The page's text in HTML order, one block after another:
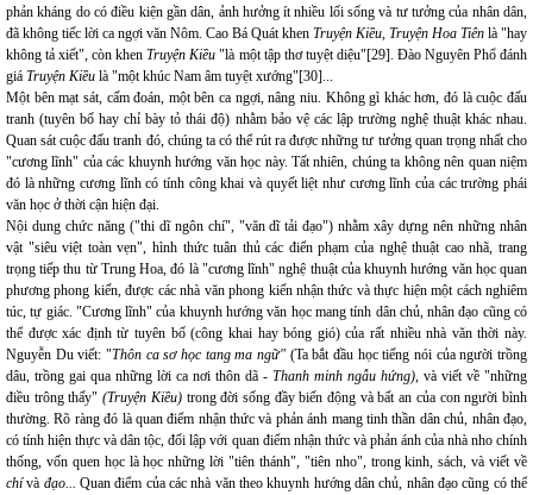
phản kháng do có điều kiện gần dân, ảnh hưởng ít nhiều lối sống và tư tưởng của nhân dân,
đã không tiếc lời ca ngợi văn Nôm. Cao Bá Quát khen Truyện Kiều, Truyện Hoa Tiên là "hay
không tả xiết", còn khenTruyện Kiều "là một tập thơ tuyệt diệu"[29]. Đào Nguyên Phổ đánh
giá Truyện Kiều là "một khúc Nam âm tuyệt xướng"[30]...
Một bên mạt sát, cấm đoán, một bên ca ngợi, nâng niu. Không gì khác hơn, đó là cuộc đấu
tranh (tuyên bố hay chỉ bày tỏ thái độ) nhằm bảo vệ các lập trường nghệ thuật khác nhau.
Quan sát cuộc đấu tranh đó, chúng ta có thể rút ra được những tư tưởng quan trọng nhất cho
"cương lĩnh" của các khuynh hướng văn học này. Tất nhiên, chúng ta không nên quan niệm
đó là những cương lĩnh có tính công khai và quyết liệt như cương lĩnh của các trường phái
văn học ở thời cận hiện đại.
Nội dung chức năng ("thi dĩ ngôn chí", "văn dĩ tải đạo") nhằm xây dựng nên những nhân
vật "siêu việt toàn vẹn", hình thức tuân thủ các điển phạm của nghệ thuật cao nhã, trang
trọng tiếp thu từ Trung Hoa, đó là "cương lĩnh" nghệ thuật của khuynh hướng văn học quan
phương phong kiến, được các nhà văn phong kiến nhận thức và thực hiện một cách nghiêm
túc, tự giác. "Cương lĩnh" của khuynh hướng văn học mang tính dân chủ, nhân đạo cũng có
thể được xác định từ tuyên bố (công khai hay bóng gió) của rất nhiều nhà văn thời này.
Nguyễn Du viết: "Thôn ca sơ học tang ma ngữ" (Ta bắt đầu học tiếng nói của người trồng
dâu, trồng gai qua những lời ca nơi thôn dã - Thanh minh ngẫu hứng), và viết về "những
điều trông thấy"(Truyện Kiều)trong đời sống đầy biến động và bất an của con người bình
thường. Rõ ràng đó là quan điểm nhận thức và phản ánh mang tinh thần dân chủ, nhân đạo,
có tính hiện thực và dân tộc, đối lập với quan điểm nhận thức và phản ánh của nhà nho chính
thống, vốn quen học là học những lời "tiên thánh", "tiên nho", trong kinh, sách, và viết về
chívà đạo...Quan điểm của các nhà văn theo khuynh hướng dân chủ, nhân đạo cũng có thể